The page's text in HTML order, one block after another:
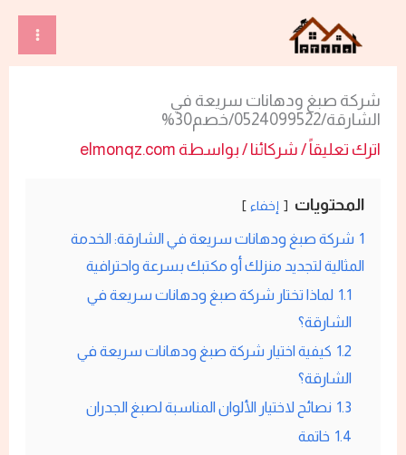
المحتوى
شركة صبغ ودهانات سريعة في
الشارقة/0524099522/خصم30%
اترك تعليقاً/شركائنا/ بواسطة elmonqz.com
المحتويات إخفاء
1 شركة صبغ ودهانات سريعة في الشارقة: الخدمة
المثالية لتجديد منزلك أو مكتبك بسرعة واحترافية
1.1 لماذا تختار شركة صبغ ودهانات سريعة في
الشارقة؟
1.2 كيفية اختيار شركة صبغ ودهانات سريعة في
الشارقة؟
1.3 نصائح لاختيار الألوان المناسبة لصبغ الجدران
1.4 خاتمة